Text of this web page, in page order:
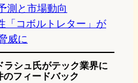
測と市場動向
「コボルトレター」が
威に
ラシュ氏がテック業界に
フィードバック